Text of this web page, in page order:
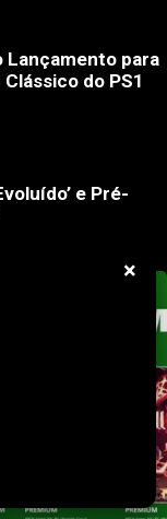
Lançamento para
do PS1
e Pré-
×